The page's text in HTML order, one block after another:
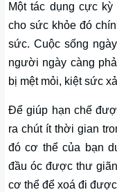
Một tác dụng cực
cho sức khỏe đó
sức. Cuộc sống
người ngày càng
bị mệt mỏi, kiệt sức
Để giúp hạn chế
ra chút ít thời gian
đó cơ thể của bạn
đầu óc được thư
cơ thể để xoá đi